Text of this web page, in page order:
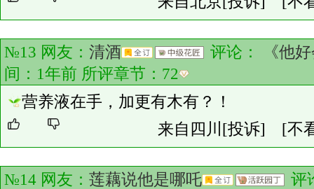
№13 网友： 清酒 评论：
《他
间：1年前 所评章节： 72
营养液在手，加更有木有？！
来自四川 [投诉] [不
№14 网友： 莲藕说他是哪吒
评